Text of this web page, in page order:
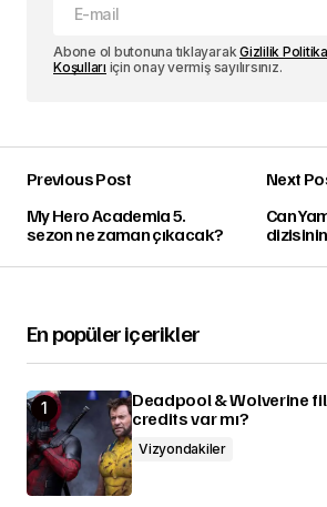
Abone ol butonuna tıklayarakGizlilik
Koşulları için onay vermiş sayılırsınız.
Previous Post
My Hero Academia 5.
sezon ne zaman çıkacak?
Next
Can
En popüler içerikler
Deadpool & Wolverine
credits var mı?
Vizyondakiler